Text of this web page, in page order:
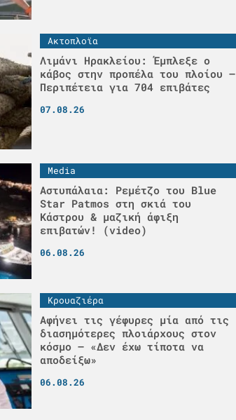
Ακτοπλοϊα
Λιμάνι Ηρακλείου: Έμπλεξε ο
κάβος στην προπέλα του πλοίου –
Περιπέτεια για 704 επιβάτες
07.08.26
Media
Αστυπάλαια: Ρεμέτζο του Blue
Star Patmos στη σκιά του
Κάστρου & μαζική άφιξη
επιβατών! (video)
06.08.26
Κρουαζιέρα
Αφήνει τις γέφυρες μία από τις
διασημότερες πλοιάρχους στον
κόσμο – «Δεν έχω τίποτα να
αποδείξω»
06.08.26